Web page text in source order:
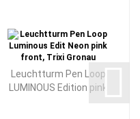
Leuchtturm Pen Loop
LUMINOUS Edition pink